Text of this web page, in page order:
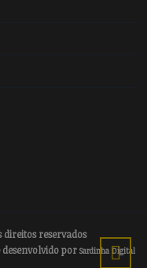
direitos reservados
desenvolvido por Sardinha Digital